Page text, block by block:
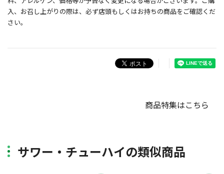
入、お召し上がりの際は、必ず店頭もしくはお持ちの商品をご確認くだ
さい。
商品特集はこちら
サワー・チューハイの類似商品